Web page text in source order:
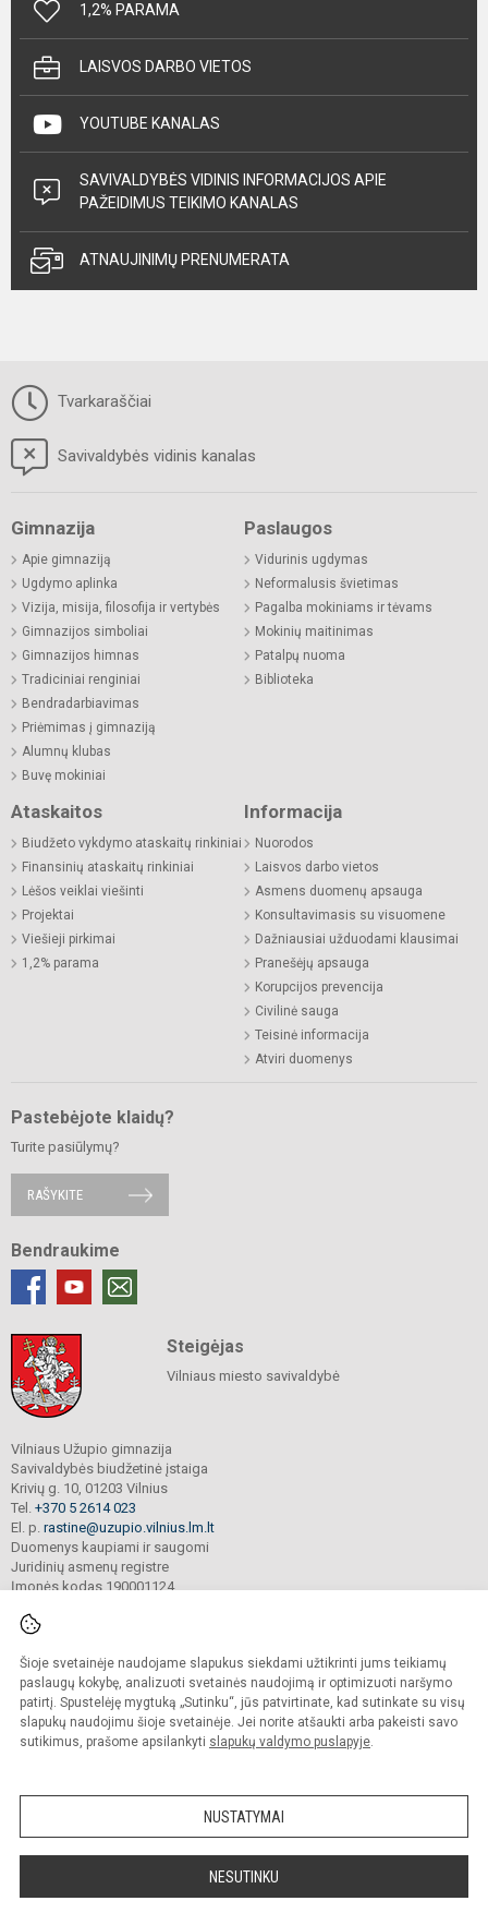
Šioje svetainėje naudojame slapukus siekdami užtikrinti jums teikiamų
paslaugų kokybę, analizuoti svetainės naudojimą ir optimizuoti naršymo
patirtį. Spustelėję mygtuką „Sutinku“, jūs patvirtinate, kad sutinkate su visų
slapukų naudojimu šioje svetainėje. Jei norite atšaukti arba pakeisti savo
sutikimus, prašome apsilankyti slapukų valdymo puslapyje.
NUSTATYMAI
NESUTINKU
1,2% PARAMA
LAISVOS DARBO VIETOS
YOUTUBE KANALAS
SAVIVALDYBĖS VIDINIS INFORMACIJOS APIE
PAŽEIDIMUS TEIKIMO KANALAS
ATNAUJINIMŲ PRENUMERATA
Tvarkaraščiai
Savivaldybės vidinis kanalas
Gimnazija
Apie gimnaziją
Ugdymo aplinka
Vizija, misija, filosofija ir vertybės
Gimnazijos simboliai
Gimnazijos himnas
Tradiciniai renginiai
Bendradarbiavimas
Priėmimas į gimnaziją
Alumnų klubas
Buvę mokiniai
Paslaugos
Vidurinis ugdymas
Neformalusis švietimas
Pagalba mokiniams ir tėvams
Mokinių maitinimas
Patalpų nuoma
Biblioteka
Ataskaitos
Biudžeto vykdymo ataskaitų rinkiniai
Finansinių ataskaitų rinkiniai
Lėšos veiklai viešinti
Projektai
Viešieji pirkimai
1,2% parama
Informacija
Nuorodos
Laisvos darbo vietos
Asmens duomenų apsauga
Konsultavimasis su visuomene
Dažniausiai užduodami klausimai
Pranešėjų apsauga
Korupcijos prevencija
Civilinė sauga
Teisinė informacija
Atviri duomenys
Pastebėjote klaidų?
Turite pasiūlymų?
RAŠYKITE
Bendraukime
Steigėjas
Vilniaus miesto savivaldybė
Vilniaus Užupio gimnazija
Savivaldybės biudžetinė įstaiga
Krivių g. 10, 01203 Vilnius
Tel. +370 5 2614 023
El. p. rastine@uzupio.vilnius.lm.lt
Duomenys kaupiami ir saugomi
Juridinių asmenų registre
Įmonės kodas 190001124
© 2025. Vilniaus Užupio gimnazija. Visos teisės saugomos.
Kopijuoti turinį be raštiško įstaigos administracijos sutikimo griežtai draudžiama.
Prieinamumo paraiška Slapukų valdymas
Sumanus būdas atnaujinti